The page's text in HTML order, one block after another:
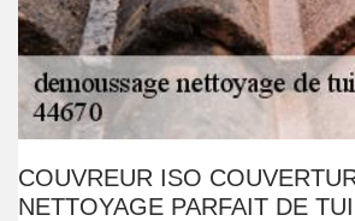
COUVREUR ISO
NETTOYAGE PARFAIT DE